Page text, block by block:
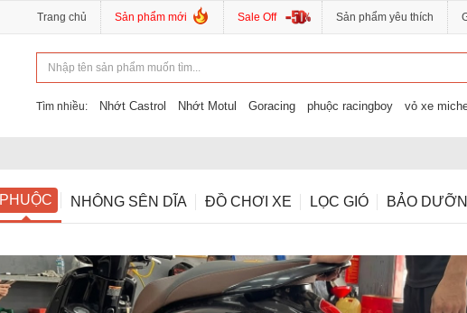
Trang chủ Sản phẩm mới Sale Off Sản phẩm yêu thích
Tìm nhiều: Nhớt Castrol Nhớt Motul Goracing phuộc racingboy vỏ xe
PHUỘC NHÔNG SÊN DĨA ĐỒ CHƠI XE LỌC GIÓ BẢO